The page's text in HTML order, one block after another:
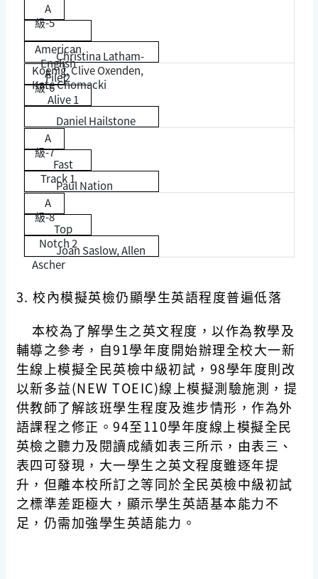
A
級-5
American
English
File 2
Christina Latham-
Koenig, Clive Oxenden,
Kate Chomacki
A
級-6
Alive 1
Daniel Hailstone
A
級-7
Fast
Track 1
Paul Nation
A
級-8
Top
Notch 2
Joan Saslow, Allen
Ascher
3. 校內模擬英檢仍顯學生英語程度普遍低落
本校為了解學生之英文程度，以作為教學及
輔導之參考，自91學年度開始辦理全校大一新
生線上模擬全民英檢中級初試，98學年度則改
以新多益(NEW TOEIC)線上模擬測驗施測，提
供教師了解該班學生程度及進步情形，作為外
語課程之修正。94至110學年度線上模擬全民
英檢之聽力及閱讀成績如表三所示，由表三、
表四可發現，大一學生之英文程度雖逐年提
升，但離本校所訂之等同於全民英檢中級初試
之標準差距極大，顯示學生英語基本能力不
足，仍需加強學生英語能力。